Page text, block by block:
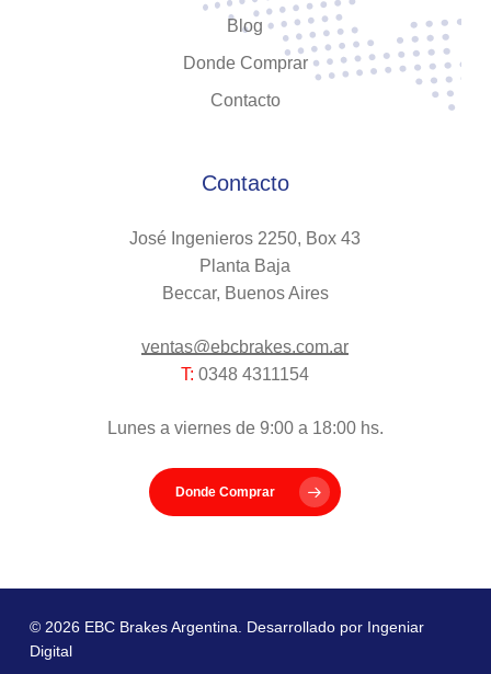
Blog
Donde Comprar
Contacto
Contacto
José Ingenieros 2250, Box 43
Planta Baja
Beccar, Buenos Aires
ventas@ebcbrakes.com.ar
T: 0348 4311154
Lunes a viernes de 9:00 a 18:00 hs.
Donde Comprar
© 2026 EBC Brakes Argentina. Desarrollado por Ingeniar
Digital